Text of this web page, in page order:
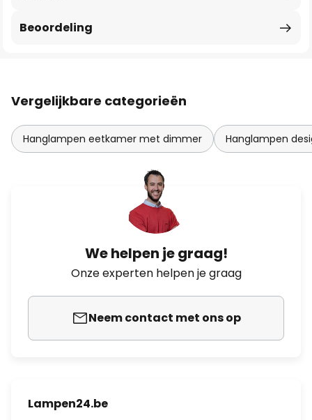
Beoordeling
Vergelijkbare categorieën
Hanglampen eetkamer met dimmer Hanglampen
We helpen je graag!
Onze experten helpen je graag
Neem contact met ons op
Lampen24.be